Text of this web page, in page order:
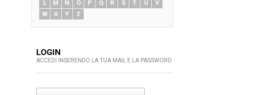
L
M N O P Q R S T U
V
W
X Y Z
LOGIN
ACCEDI INSERENDO LA TUA MAIL E LA PASSWORD